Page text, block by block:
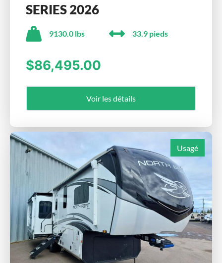
SERIES 2026
9130.0 lbs 33.9 pieds
$86,495.00
Voir les détails
Usagé